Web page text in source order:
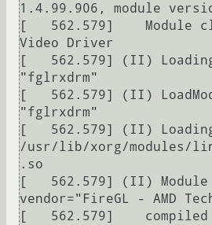
1.4.99.906, module
[   562.579]    Module
Video Driver
[   562.579] (II) Loading
"fglrxdrm"
[   562.579] (II)
"fglrxdrm"
[   562.579] (II)
/usr/lib/xorg/modules/
.so
[   562.579] (II) Module
vendor="FireGL - AMD
[   562.579]